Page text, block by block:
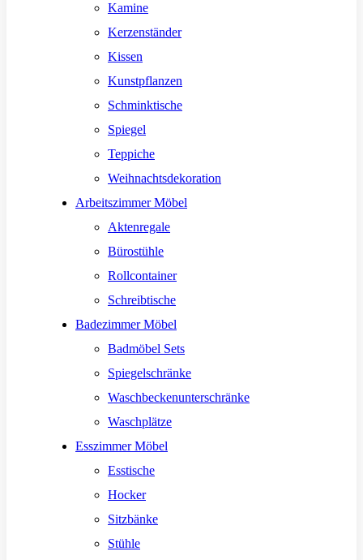
Kamine
Kerzenständer
Kissen
Kunstpflanzen
Schminktische
Spiegel
Teppiche
Weihnachtsdekoration
Arbeitszimmer Möbel
Aktenregale
Bürostühle
Rollcontainer
Schreibtische
Badezimmer Möbel
Badmöbel Sets
Spiegelschränke
Waschbeckenunterschränke
Waschplätze
Esszimmer Möbel
Esstische
Hocker
Sitzbänke
Stühle